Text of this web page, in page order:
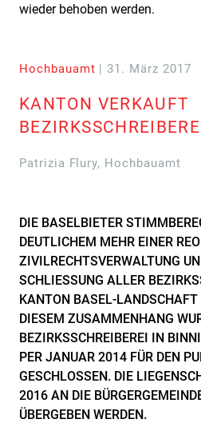
wieder behoben werden.
Hochbauamt | 31. März 2017
KANTON VERKAUFT
Patrizia Flury, Hochbauamt
DIE BASELBIETER
DEUTLICHEM MEHR EINER
ZIVILRECHTSVERWALTUNG
SCHLIESSUNG ALLER
KANTON BASEL-
DIESEM ZUSAMMENHANG
BEZIRKSSCHREIBEREI IN
PER JANUAR 2014 FÜR DEN
GESCHLOSSEN. DIE
2016 AN DIE
ÜBERGEBEN WERDEN.